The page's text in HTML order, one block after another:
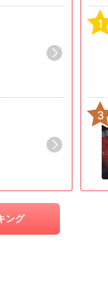
ング
1
3